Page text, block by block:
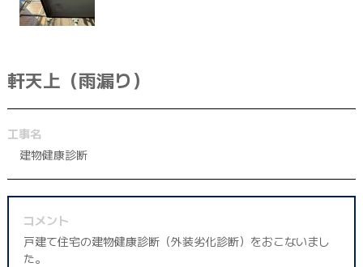
軒天上（雨漏り）
工事名
建物健康診断
コメント
戸建て住宅の建物健康診断（外装劣化診断）をおこないまし
た。